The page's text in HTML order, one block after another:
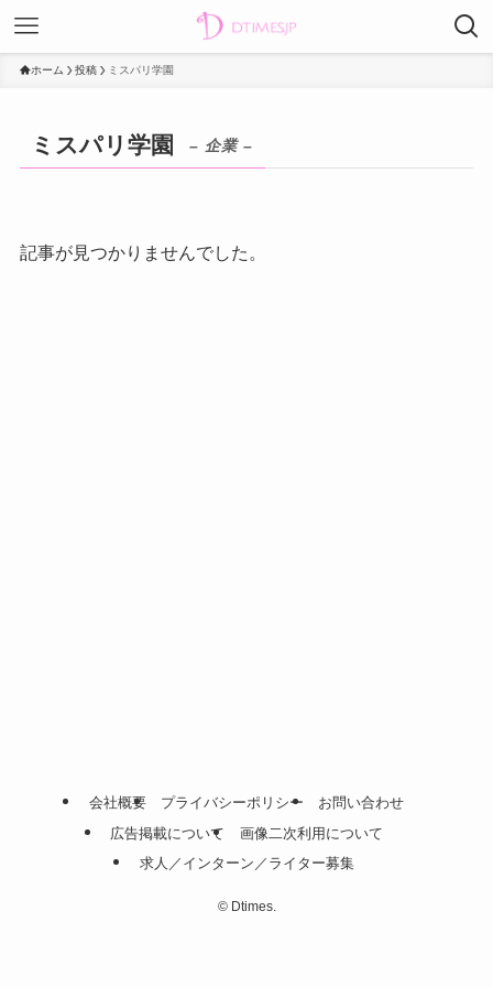
ホーム 投稿 ミスパリ学園
ミスパリ学園 – 企業 –
記事が見つかりませんでした。
会社概要 プライバシーポリシー
お問い合わせ
広告掲載について
画像二次利用について
求人／インターン／ライター募集
©Dtimes.